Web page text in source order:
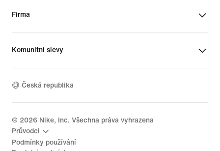
Firma
Komunitní slevy
Česká republika
© 2026 Nike, Inc. Všechna práva vyhrazena
Průvodci
Podmínky používání